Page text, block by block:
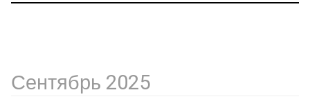
Сентябрь 2025